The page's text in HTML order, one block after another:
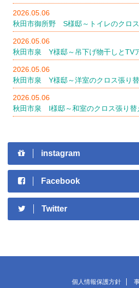
2026.05.06
秋田市御所野 S様邸～トイレのクロ
2026.05.06
秋田市泉 Y様邸～吊下げ物干しとTV
2026.05.06
秋田市泉 Y様邸～洋室のクロス張り
2026.05.06
秋田市泉 I様邸～和室のクロス張り替
instagram
Facebook
Twitter
個人情報保護方針